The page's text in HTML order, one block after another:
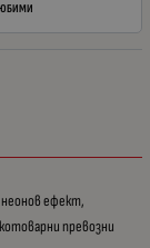
неонов ефект,
превозни